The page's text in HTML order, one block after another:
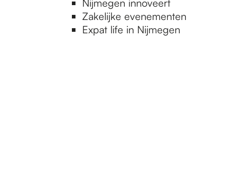
Nijmegen innoveert
Zakelijke evenementen
Expat life in Nijmegen